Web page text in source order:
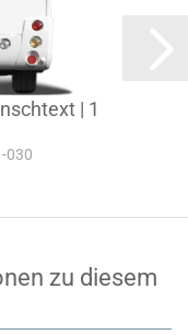
| 1
030
zu diesem